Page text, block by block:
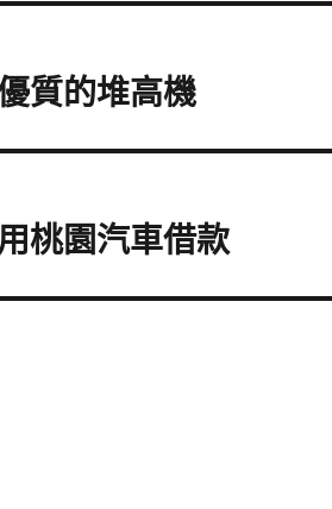
質的堆高機
桃園汽車借款